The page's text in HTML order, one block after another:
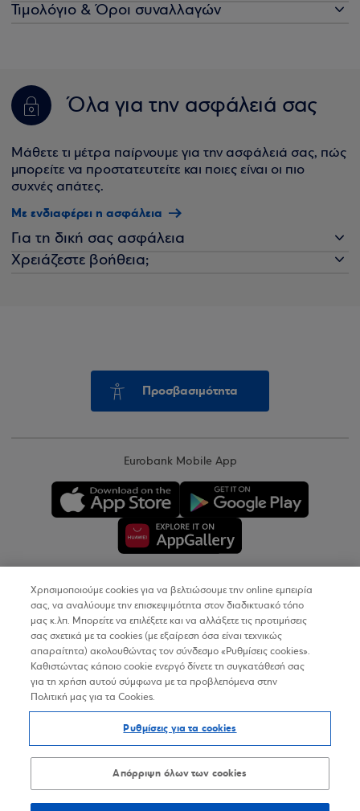
Τιμολόγιο & Όροι συναλλαγών
Όλα για την ασφάλειά σας
Μάθετε τι μέτρα παίρνουμε για την ασφάλειά σας, πώς
μπορείτε να προστατευτείτε και ποιες είναι οι πιο
συχνές απάτες.
Με ενδιαφέρει η ασφάλεια
Για τη δική σας ασφάλεια
Χρειάζεστε βοήθεια;
Προσβασιμότητα
Eurobank Mobile App
Copyright © 2026
Όροι Χρήσης
Προσωπικά Δεδομένα στον Διαδικτυακό Τόπο
Δήλωση Προσβασιμότητας
Sitemap
Χρησιμοποιούμε cookies για να βελτιώσουμε την online εμπειρία
σας, να αναλύουμε την επισκεψιμότητα στον διαδικτυακό τόπο
μας κ.λπ. Μπορείτε να επιλέξετε και να αλλάξετε τις προτιμήσεις
σας σχετικά με τα cookies (με εξαίρεση όσα είναι τεχνικώς
απαραίτητα) ακολουθώντας τον σύνδεσμο «Ρυθμίσεις cookies».
Καθιστώντας κάποιο cookie ενεργό δίνετε τη συγκατάθεσή σας
για τη χρήση αυτού σύμφωνα με τα προβλεπόμενα στην
Πολιτική μας για τα Cookies.
Ρυθμίσεις για τα cookies
Απόρριψη όλων των cookies